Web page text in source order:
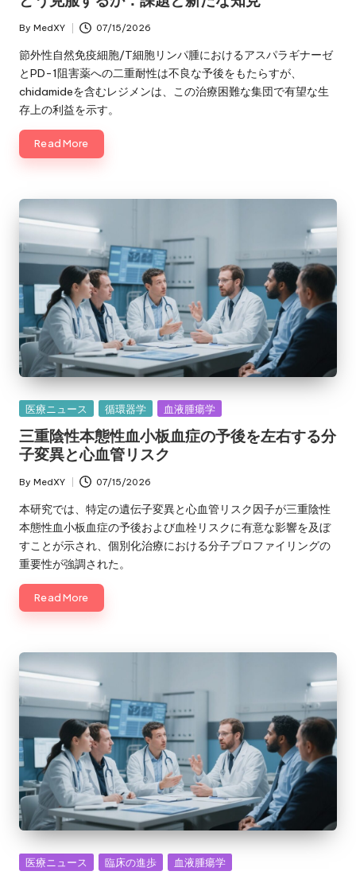
Posted
by
By MedXY 07/15/2026
節外性自然免疫細胞/T細胞リンパ腫におけるアスパラギナーゼ
とPD-1阻害薬への二重耐性は不良な予後をもたらすが、
chidamideを含むレジメンは、この治療困難な集団で有望な生
存上の利益を示す。
Read More
Posted
医療ニュース 循環器学 血液腫瘍学
三重陰性本態性血小板血症の予後を左右する分
子変異と心血管リスク
Posted
by
By MedXY 07/15/2026
本研究では、特定の遺伝子変異と心血管リスク因子が三重陰性
本態性血小板血症の予後および血栓リスクに有意な影響を及ぼ
すことが示され、個別化治療における分子プロファイリングの
重要性が強調された。
Read More
Posted
医療ニュース 臨床の進歩 血液腫瘍学